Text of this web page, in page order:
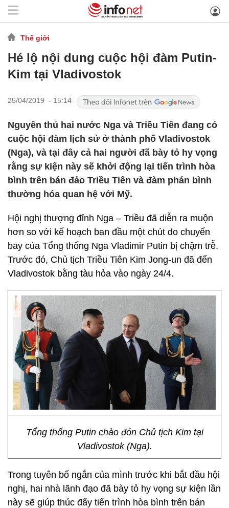
Thế giới
Hé lộ nội dung cuộc hội đàm Putin-
Kim tại Vladivostok
25/04/2019 - 15:14
Nguyên thủ hai nước Nga và Triều Tiên đang có
cuộc hội đàm lịch sử ở thành phố Vladivostok
(Nga), và tại đây cả hai người đã bày tỏ hy vọng
rằng sự kiện này sẽ khởi động lại tiến trình hòa
bình trên bán đảo Triều Tiên và đàm phán bình
thường hóa quan hệ với Mỹ.
Hội nghị thượng đỉnh Nga – Triều đã diễn ra muộn
hơn so với kế hoạch ban đầu một chút do chuyến
bay của Tổng thống Nga Vladimir Putin bị chậm trễ.
Trước đó, Chủ tịch Triều Tiên Kim Jong-un đã đến
Vladivostok bằng tàu hỏa vào ngày 24/4.
Tổng thống Putin chào đón Chủ tịch Kim tại
Vladivostok (Nga).
Trong tuyên bố ngắn của mình trước khi bắt đầu hội
nghị, hai nhà lãnh đạo đã bày tỏ hy vọng sự kiện lần
này sẽ giúp thúc đẩy tiến trình hòa bình trên bán